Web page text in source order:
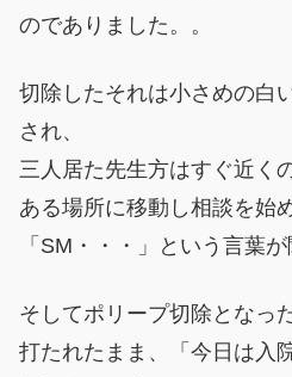
のでありました。。
切除したそれは小さめの白
され、
三人居た先生方はすぐ近く
ある場所に移動し相談を始
「SM・・・」という言葉
そしてポリープ切除となっ
打たれたまま、「今日は入